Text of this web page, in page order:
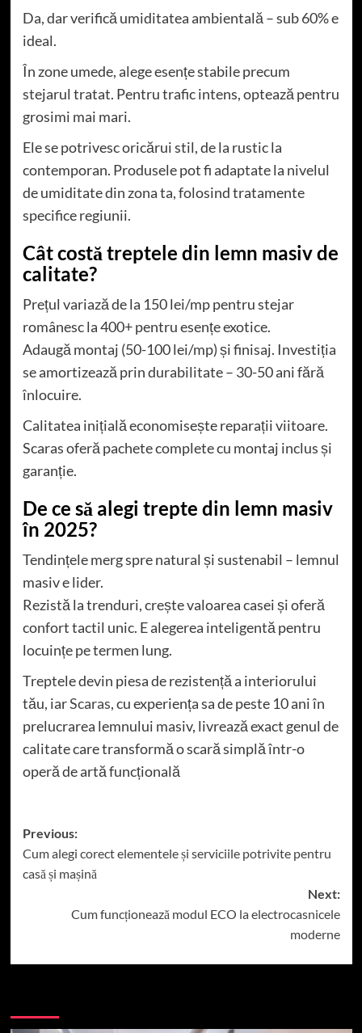
Da, dar verifică umiditatea ambientală – sub 60% e
ideal.
În zone umede, alege esențe stabile precum
stejarul tratat. Pentru trafic intens, optează pentru
grosimi mai mari.
Ele se potrivesc oricărui stil, de la rustic la
contemporan. Produsele pot fi adaptate la nivelul
de umiditate din zona ta, folosind tratamente
specifice regiunii.
Cât costă treptele din lemn masiv de
calitate?
Prețul variază de la 150 lei/mp pentru stejar
românesc la 400+ pentru esențe exotice.
Adaugă montaj (50-100 lei/mp) și finisaj. Investiția
se amortizează prin durabilitate – 30-50 ani fără
înlocuire.
Calitatea inițială economisește reparații viitoare.
Scaras oferă pachete complete cu montaj inclus și
garanție.
De ce să alegi trepte din lemn masiv
în 2025?
Tendințele merg spre natural și sustenabil – lemnul
masiv e lider.
Rezistă la trenduri, crește valoarea casei și oferă
confort tactil unic. E alegerea inteligentă pentru
locuințe pe termen lung.
Treptele devin piesa de rezistență a interiorului
tău, iarScaras, cu experiența sa de peste 10 ani în
prelucrarea lemnului masiv, livrează exact genul de
calitate care transformă o scară simplă într-o
operă de artă funcțională
Post
navigation
Previous:
Cum alegi corect elementele și serviciile potrivite pentru
casă și mașină
Next:
Cum funcționează modul ECO la electrocasnicele
moderne